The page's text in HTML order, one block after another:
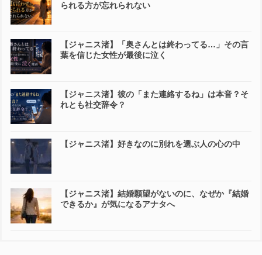
られる方が忘れられない
【ジャニス渚】「奥さんとは終わってる…」その言
葉を信じた女性が最後に泣く
【ジャニス渚】彼の「また連絡するね」は本音？そ
れとも社交辞令？
【ジャニス渚】好きなのに別れを選ぶ人の心の中
【ジャニス渚】結婚願望がないのに、なぜか『結婚
できるか』が気になるアナタへ